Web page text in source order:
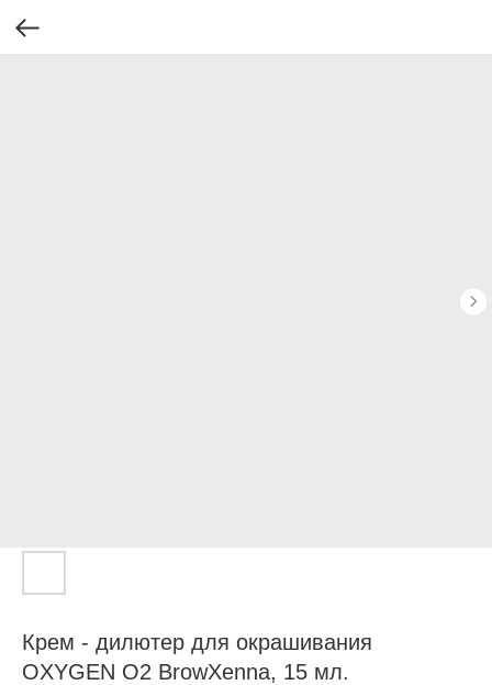
Крем - дилютер для окрашивания
OXYGEN O2 BrowXenna, 15 мл.